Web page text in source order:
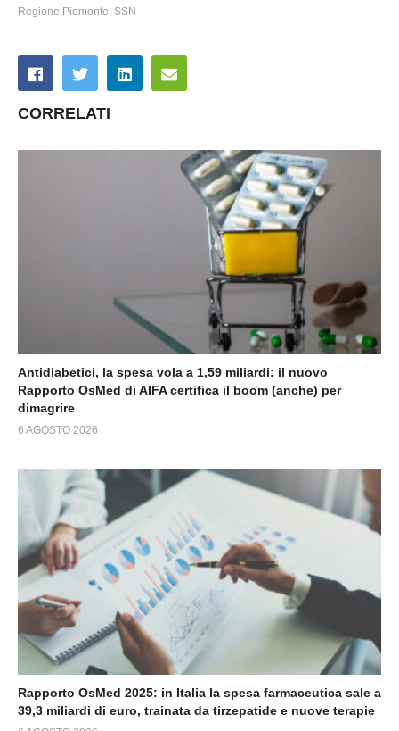
Regione Piemonte SSN
CORRELATI
Antidiabetici, la spesa vola a 1,59 miliardi: il nuovo
Rapporto OsMed di AIFA certifica il boom (anche) per
dimagrire
6 AGOSTO 2026
Rapporto OsMed 2025: in Italia la spesa farmaceutica sale a
39,3 miliardi di euro, trainata da tirzepatide e nuove terapie